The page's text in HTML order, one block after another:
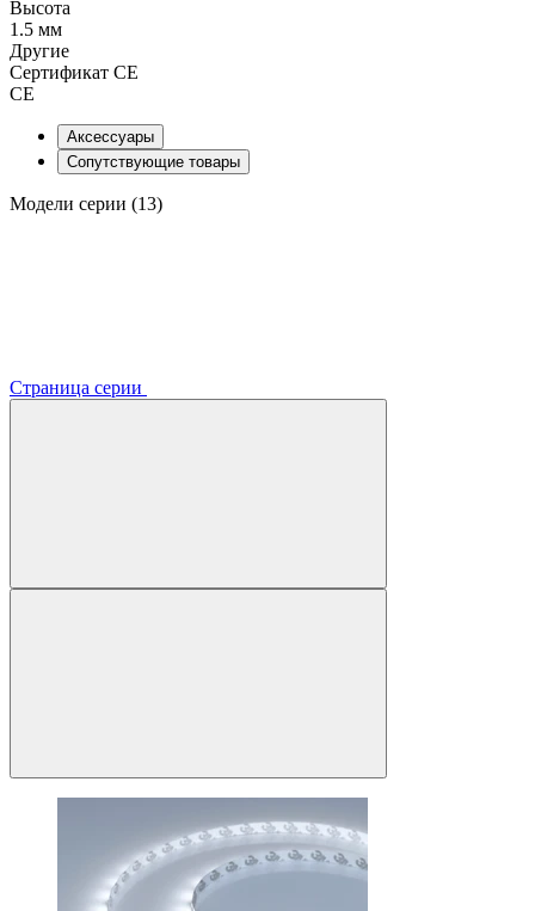
Высота
1.5 мм
Другие
Сертификат CE
CE
Аксессуары
Сопутствующие товары
Модели серии (13)
Страница серии